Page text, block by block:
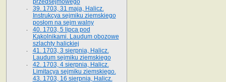
przedsejmowego
39. 1703, 31 maja, Halicz.
Instrukcya sejmiku ziemskiego
posłom na sejm walny
40. 1703, 5 lipca pod
Kąkolnikami. Laudum obozowe
szlachty halickiej
41­. 1703, 3 sierpnia, Halicz.
Laudum sejmiku ziemskiego
42. 1703, 4 sierpnia, Halicz.
Limitacya sejmiku ziemskiego.
43. 1703, 16 sierpnia, Halicz.